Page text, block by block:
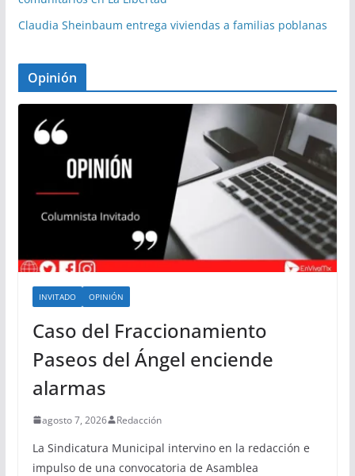
Claudia Sheinbaum entrega viviendas a familias poblanas
Opinión
INVITADO OPINIÓN
Caso del Fraccionamiento
Paseos del Ángel enciende
alarmas
agosto 7, 2026 Redacción
La Sindicatura Municipal intervino en la redacción e
impulso de una convocatoria de Asamblea